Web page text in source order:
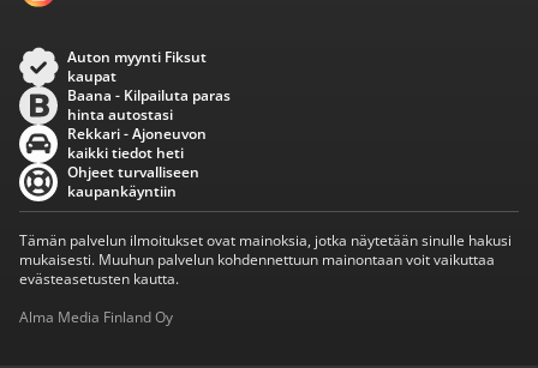
Auton myynti Fiksut
kaupat
Baana - Kilpailuta paras
hinta autostasi
Rekkari - Ajoneuvon
kaikki tiedot heti
Ohjeet turvalliseen
kaupankäyntiin
Tämän palvelun ilmoitukset ovat mainoksia, jotka näytetään sinulle hakusi
mukaisesti. Muuhun palvelun kohdennettuun mainontaan voit vaikuttaa
evästeasetusten kautta.
Alma Media Finland Oy